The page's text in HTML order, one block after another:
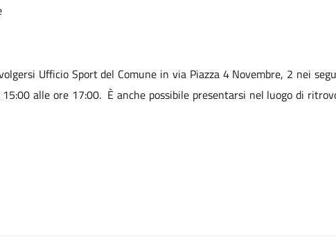
Ufficio Sport del Comune in via Piazza 4 Novembre, 2 nei
alle ore 17:00. È anche possibile presentarsi nel luogo di